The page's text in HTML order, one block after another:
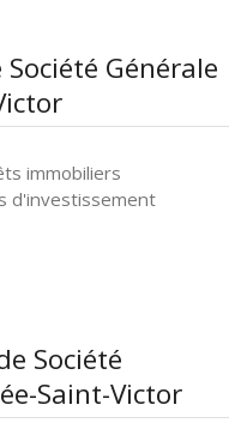
Générale
immobiliers
d'investissement
Société
Saint-Victor